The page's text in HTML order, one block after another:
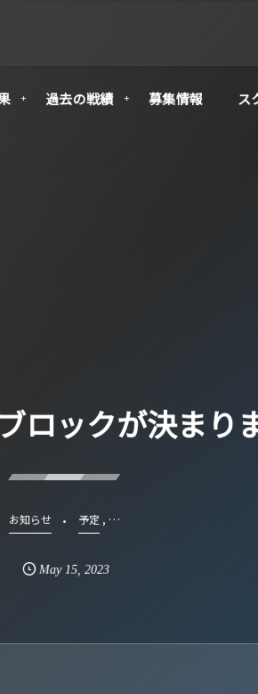
過去の戦績 募集情報 ス
ロックが決まり
お知らせ 予定 , …
May 15,2023